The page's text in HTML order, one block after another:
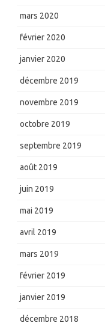
mars 2020
février 2020
janvier 2020
décembre 2019
novembre 2019
octobre 2019
septembre 2019
août 2019
juin 2019
mai 2019
avril 2019
mars 2019
février 2019
janvier 2019
décembre 2018